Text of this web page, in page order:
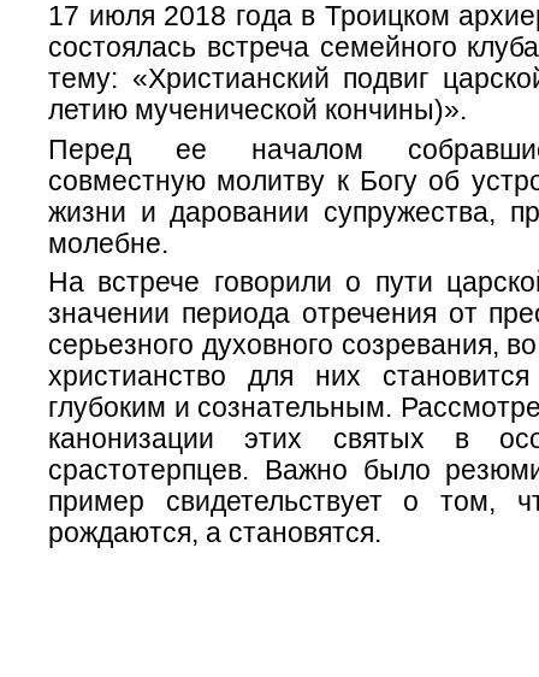
17 июля 2018 года в Троицком
состоялась встреча семейного
тему: «Христианский подвиг
летию мученической кончины)».
Перед ее началом
совместную молитву к Богу об
жизни и даровании супружества,
молебне.
На встрече говорили о пути
значении периода отречения от
серьезного духовного созревания,
христианство для них
глубоким и сознательным.
канонизации этих святых в
срастотерпцев. Важно было
пример свидетельствует о том,
рождаются, а становятся.